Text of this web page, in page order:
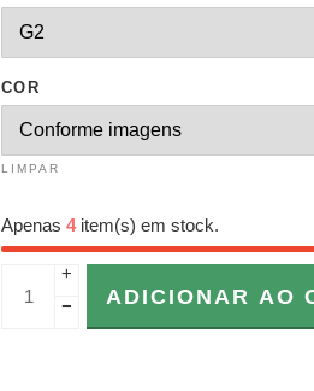
COR
LIMPAR
Apenas 4item(s) em stock.
+
−
ADICIONAR AO